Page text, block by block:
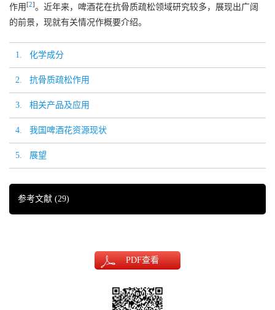
作用 [2]。近年来，啤酒花在抗骨质疏松领域研究较多，展现出广阔
的前景，现就有关情况作概要介绍。
1. 化学成分
2. 抗骨质疏松作用
3. 相关产品及应用
4. 我国啤酒花资源现状
5. 展望
参考文献 (29)
PDF查看